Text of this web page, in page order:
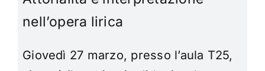
nell’opera lirica
Giovedì 27 marzo, presso l’aula T25,